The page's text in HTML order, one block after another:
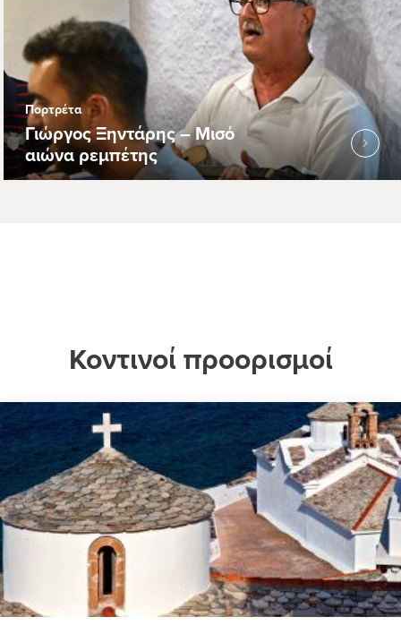
Πορτρέτα
Γιώργος Ξηντάρης – Μισό
αιώνα ρεμπέτης
Κοντινοί προορισμοί